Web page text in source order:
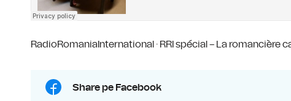
RadioRomaniaInternational · RRI spécial – La romancière
Share pe Facebook